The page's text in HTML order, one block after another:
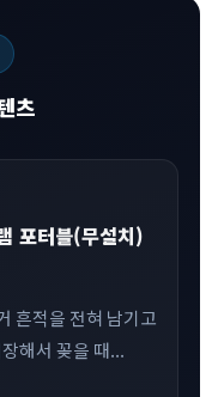
츠
포터블(무설치)
흔적을 전혀 남기고
해서 꽂을 때...